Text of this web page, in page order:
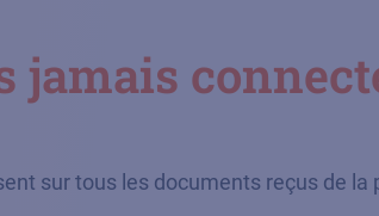
jamais
sur tous les documents reçus de la